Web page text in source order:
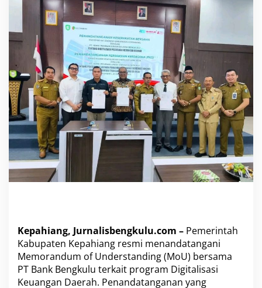
a
h
i
a
n
g
d
a
n
B
a
n
k
B
k
T
a
n
d
a
t
Kepahiang, Jurnalisbengkulu.com – Pemerintah
Kabupaten Kepahiang resmi menandatangani
Memorandum of Understanding (MoU) bersama
PT Bank Bengkulu terkait program Digitalisasi
Keuangan Daerah. Penandatanganan yang